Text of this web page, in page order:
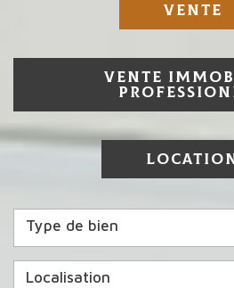
VENTE
VENTE
Type de bien
Localisation